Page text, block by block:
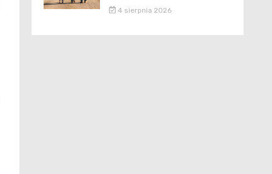
4 sierpnia 2026